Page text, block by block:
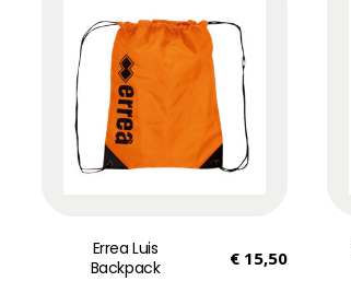
Errea Luis
Backpack
€15,50